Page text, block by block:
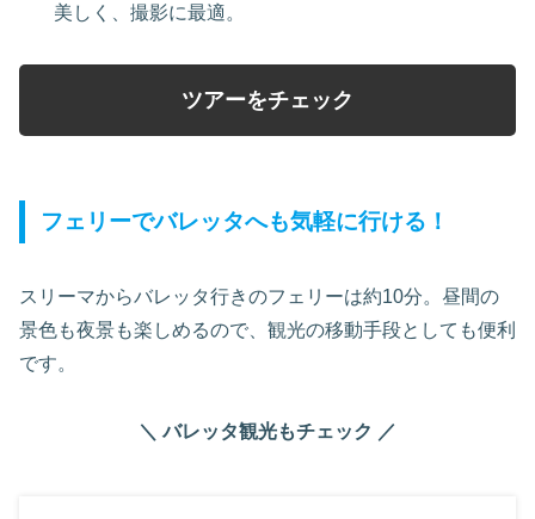
美しく、撮影に最適。
ツアーをチェック
フェリーでバレッタへも気軽に行ける！
スリーマからバレッタ行きのフェリーは約10分。昼間の
景色も夜景も楽しめるので、観光の移動手段としても便利
です。
＼ バレッタ観光もチェック ／